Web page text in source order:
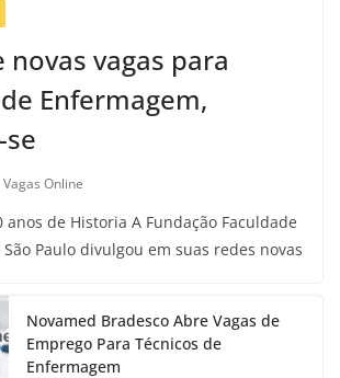
novas vagas para
Enfermagem,
Vagas Online
anos de Historia A Fundação Faculdade
Paulo divulgou em suas redes novas
Novamed Bradesco Abre Vagas de
Emprego Para Técnicos de
Enfermagem